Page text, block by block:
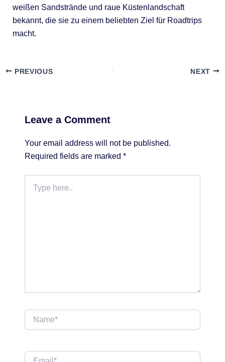
weißen Sandstrände und raue Küstenlandschaft
bekannt, die sie zu einem beliebten Ziel für Roadtrips
macht.
PREVIOUS NEXT
Leave a Comment
Your email address will not be published.
Required fields are marked *
here..
Name*
Email*